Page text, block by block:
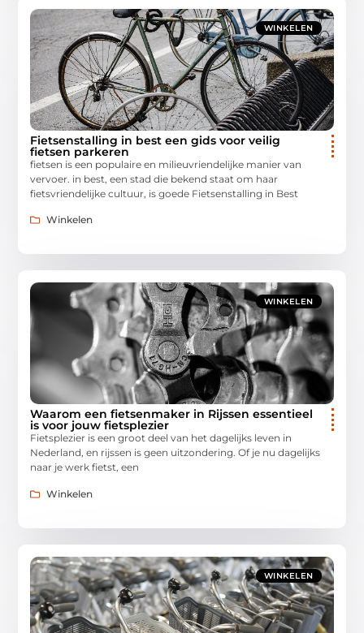
WINKELEN
Fietsenstalling in best een gids voor veilig
fietsen parkeren
fietsen is een populaire en milieuvriendelijke manier van
vervoer. in best, een stad die bekend staat om haar
fietsvriendelijke cultuur, is goede Fietsenstalling in Best
Winkelen
WINKELEN
Waarom een fietsenmaker in Rijssen essentieel
is voor jouw fietsplezier
Fietsplezier is een groot deel van het dagelijks leven in
Nederland, en rijssen is geen uitzondering. Of je nu dagelijks
naar je werk fietst, een
Winkelen
WINKELEN